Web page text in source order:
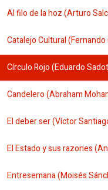
Al filo de la hoz (Arturo
Catalejo Cultural
Círculo Rojo (Eduardo
Candelero (Abraham
El deber ser (Víctor
El Estado y sus razones
Entresemana (Moisés